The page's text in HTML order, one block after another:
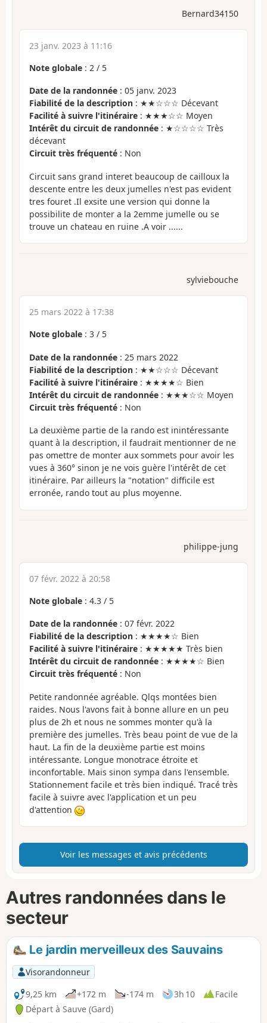
Bernard34150
23 janv. 2023 à 11:16
Note globale : 2 / 5
Date de la randonnée : 05 janv. 2023
Fiabilité de la description : ★★☆☆☆ Décevant
Facilité à suivre l'itinéraire : ★★★☆☆ Moyen
Intérêt du circuit de randonnée : ★☆☆☆☆ Très
décevant
Circuit très fréquenté : Non
Circuit sans grand interet beaucoup de cailloux la
descente entre les deux jumelles n'est pas evident
tres fouret .Il exsite une version qui donne la
possibilite de monter a la 2emme jumelle ou se
trouve un chateau en ruine .A voir ......
sylviebouche
25 mars 2022 à 17:38
Note globale : 3 / 5
Date de la randonnée : 25 mars 2022
Fiabilité de la description : ★★☆☆☆ Décevant
Facilité à suivre l'itinéraire : ★★★★☆ Bien
Intérêt du circuit de randonnée : ★★★☆☆ Moyen
Circuit très fréquenté : Non
La deuxième partie de la rando est inintéressante
quant à la description, il faudrait mentionner de ne
pas omettre de monter aux sommets pour avoir les
vues à 360° sinon je ne vois guère l'intérêt de cet
itinéraire. Par ailleurs la "notation" difficile est
erronée, rando tout au plus moyenne.
philippe-jung
07 févr. 2022 à 20:58
Note globale : 4.3 / 5
Date de la randonnée : 07 févr. 2022
Fiabilité de la description : ★★★★☆ Bien
Facilité à suivre l'itinéraire : ★★★★★ Très bien
Intérêt du circuit de randonnée : ★★★★☆ Bien
Circuit très fréquenté : Non
Petite randonnée agréable. Qlqs montées bien
raides. Nous l'avons fait à bonne allure en un peu
plus de 2h et nous ne sommes monter qu'à la
première des jumelles. Très beau point de vue de la
haut. La fin de la deuxième partie est moins
intéressante. Longue monotrace étroite et
inconfortable. Mais sinon sympa dans l'ensemble.
Stationnement facile et très bien indiqué. Tracé très
facile à suivre avec l'application et un peu
d'attention
Voir les messages et avis précédents
Autres randonnées dans le
secteur
Le jardin merveilleux des Sauvains
Visorandonneur
9,25 km
+172 m -174 m 3h 10
Facile
Départ à Sauve (Gard)